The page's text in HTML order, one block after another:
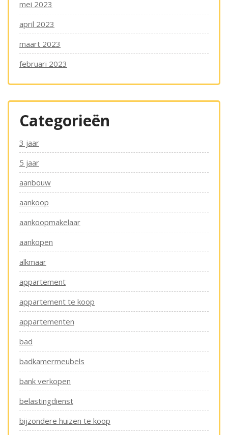
mei 2023
april 2023
maart 2023
februari 2023
Categorieën
3 jaar
5 jaar
aanbouw
aankoop
aankoopmakelaar
aankopen
alkmaar
appartement
appartement te koop
appartementen
bad
badkamermeubels
bank verkopen
belastingdienst
bijzondere huizen te koop